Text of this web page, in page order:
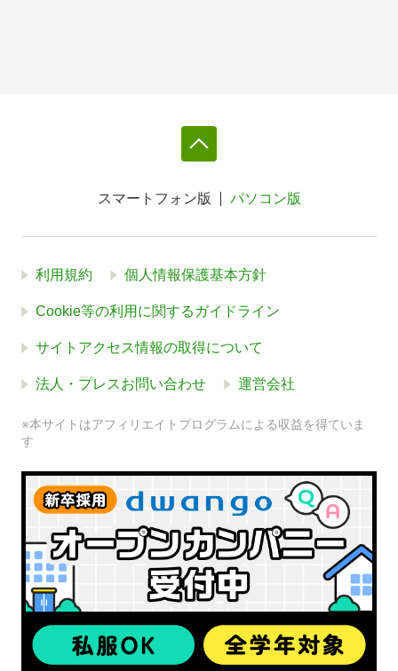
スマートフォン版 パソコン版
利用規約 個人情報保護基本方針
Cookie等の利用に関するガイドライン
サイトアクセス情報の取得について
法人・プレスお問い合わせ 運営会社
※本サイトはアフィリエイトプログラムによる収益を得ていま
す